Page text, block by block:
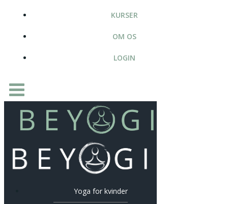
KURSER
OM OS
LOGIN
Yoga for kvinder